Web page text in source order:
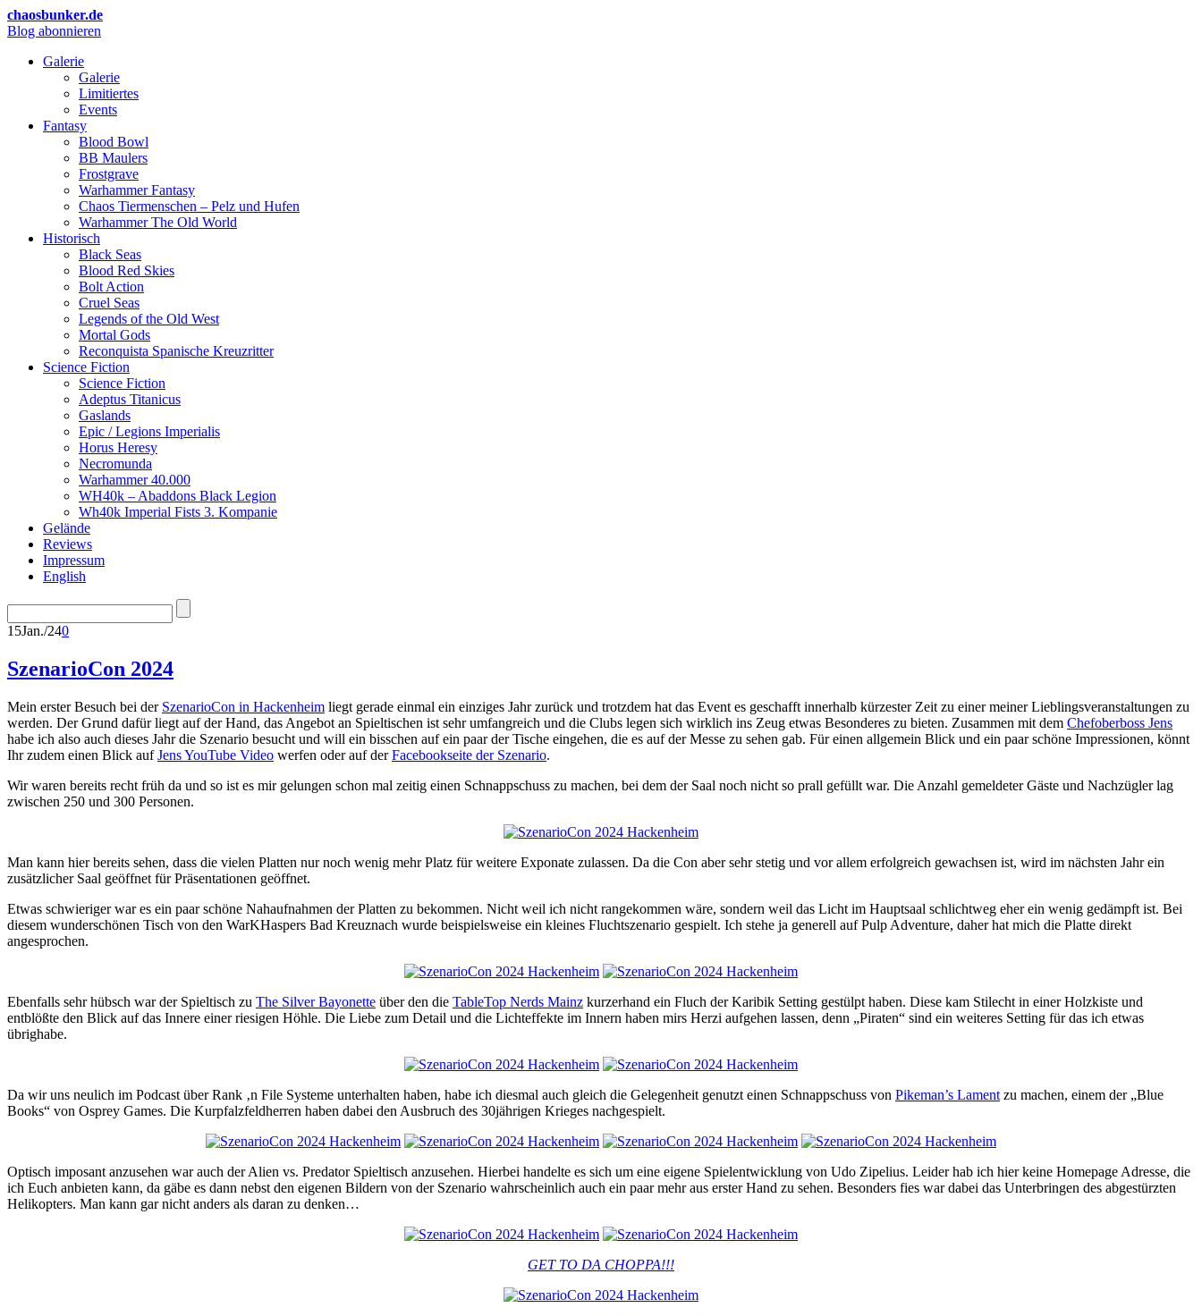
chaosbunker.de
Blog abonnieren
Galerie
Galerie
Limitiertes
Events
Fantasy
Blood Bowl
BB Maulers
Frostgrave
Warhammer Fantasy
Chaos Tiermenschen – Pelz und Hufen
Warhammer The Old World
Historisch
Black Seas
Blood Red Skies
Bolt Action
Cruel Seas
Legends of the Old West
Mortal Gods
Reconquista Spanische Kreuzritter
Science Fiction
Science Fiction
Adeptus Titanicus
Gaslands
Epic / Legions Imperialis
Horus Heresy
Necromunda
Warhammer 40.000
WH40k – Abaddons Black Legion
Wh40k Imperial Fists 3. Kompanie
Gelände
Reviews
Impressum
English
15Jan./240
SzenarioCon 2024
Mein erster Besuch bei der SzenarioCon in Hackenheim liegt gerade einmal ein einziges Jahr zurück und trotzdem hat das Event es geschafft innerhalb kürzester Zeit zu einer meiner Lieblingsveranstaltungen zu
werden. Der Grund dafür liegt auf der Hand, das Angebot an Spieltischen ist sehr umfangreich und die Clubs legen sich wirklich ins Zeug etwas Besonderes zu bieten. Zusammen mit dem Chefoberboss Jens
habe ich also auch dieses Jahr die Szenario besucht und will ein bisschen auf ein paar der Tische eingehen, die es auf der Messe zu sehen gab. Für einen allgemein Blick und ein paar schöne Impressionen, könnt
Ihr zudem einen Blick aufJens YouTube Video werfen oder auf derFacebookseite der Szenario.
Wir waren bereits recht früh da und so ist es mir gelungen schon mal zeitig einen Schnappschuss zu machen, bei dem der Saal noch nicht so prall gefüllt war. Die Anzahl gemeldeter Gäste und Nachzügler lag
zwischen 250 und 300 Personen.
Man kann hier bereits sehen, dass die vielen Platten nur noch wenig mehr Platz für weitere Exponate zulassen. Da die Con aber sehr stetig und vor allem erfolgreich gewachsen ist, wird im nächsten Jahr ein
zusätzlicher Saal geöffnet für Präsentationen geöffnet.
Etwas schwieriger war es ein paar schöne Nahaufnahmen der Platten zu bekommen. Nicht weil ich nicht rangekommen wäre, sondern weil das Licht im Hauptsaal schlichtweg eher ein wenig gedämpft ist. Bei
diesem wunderschönen Tisch von den WarKHaspers Bad Kreuznach wurde beispielsweise ein kleines Fluchtszenario gespielt. Ich stehe ja generell auf Pulp Adventure, daher hat mich die Platte direkt
angesprochen.
Ebenfalls sehr hübsch war der Spieltisch zu The Silver Bayonette über den die TableTop Nerds Mainz kurzerhand ein Fluch der Karibik Setting gestülpt haben. Diese kam Stilecht in einer Holzkiste und
entblößte den Blick auf das Innere einer riesigen Höhle. Die Liebe zum Detail und die Lichteffekte im Innern haben mirs Herzi aufgehen lassen, denn „Piraten“ sind ein weiteres Setting für das ich etwas
übrighabe.
Da wir uns neulich im Podcast über Rank ‚n File Systeme unterhalten haben, habe ich diesmal auch gleich die Gelegenheit genutzt einen Schnappschuss von Pikeman’s Lament zu machen, einem der „Blue
Books“ von Osprey Games. Die Kurpfalzfeldherren haben dabei den Ausbruch des 30jährigen Krieges nachgespielt.
Optisch imposant anzusehen war auch der Alien vs. Predator Spieltisch anzusehen. Hierbei handelte es sich um eine eigene Spielentwicklung von Udo Zipelius. Leider hab ich hier keine Homepage Adresse, die
ich Euch anbieten kann, da gäbe es dann nebst den eigenen Bildern von der Szenario wahrscheinlich auch ein paar mehr aus erster Hand zu sehen. Besonders fies war dabei das Unterbringen des abgestürzten
Helikopters. Man kann gar nicht anders als daran zu denken…
GET TO DA CHOPPA!!!